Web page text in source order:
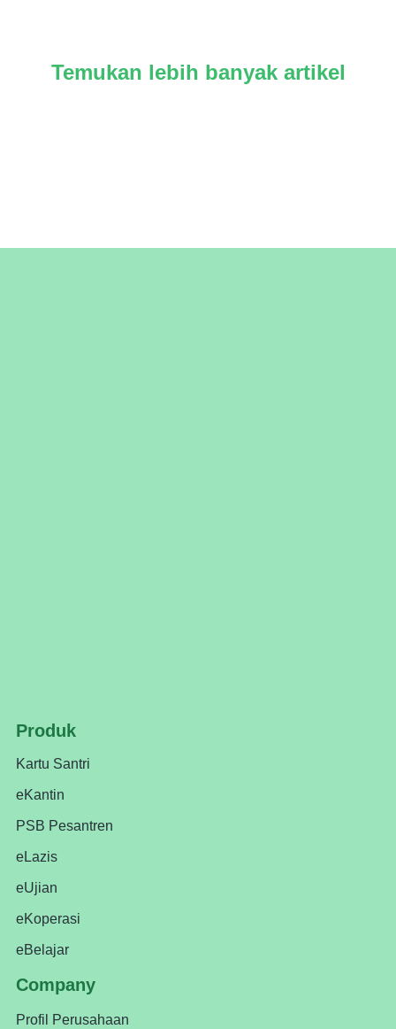
Temukan lebih banyak artikel
Produk
Kartu Santri
eKantin
PSB Pesantren
eLazis
eUjian
eKoperasi
eBelajar
Company
Profil Perusahaan